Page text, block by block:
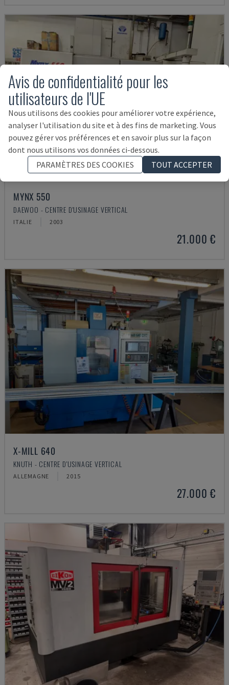
MYNX 550
DAEWOO - CENTRE D'USINAGE VERTICAL
ITALIE 2003
21.000 €
X-MILL 640
KNUTH - CENTRE D'USINAGE VERTICAL
ALLEMAGNE 2015
27.000 €
Avis de confidentialité pour les
utilisateurs de l'UE
Nous utilisons des cookies pour améliorer votre expérience,
analyser l'utilisation du site et à des fins de marketing. Vous
pouvez gérer vos préférences et en savoir plus sur la façon
dont nous utilisons vos données ci-dessous.
PARAMÈTRES DES COOKIES
TOUT ACCEPTER